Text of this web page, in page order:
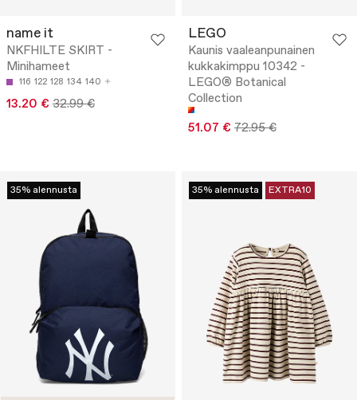
name it
NKFHILTE SKIRT -
Minihameet
116 122 128 134 140
13.20 € 32.99 €
LEGO
Kaunis vaaleanpunainen
kukkakimppu 10342 -
LEGO® Botanical
Collection
51.07 € 72.95 €
35% alennusta 35% alennusta EXTRA10